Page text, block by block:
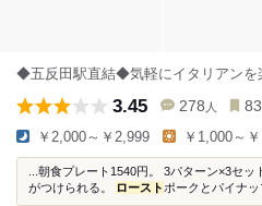
◆五反田駅直結◆気軽にイタリアンを
3.45 278 人
￥2,000～￥2,999 ￥1,000～
...朝食プレート1540円。 3パターン×3セ
がつけられる。
ロースト ポークとパイナッ